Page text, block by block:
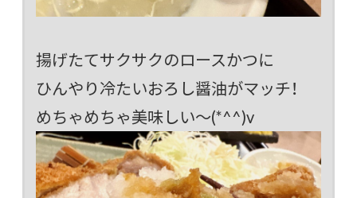
揚げたてサクサクのロースかつに
ひんやり冷たいおろし醤油がマッチ！
めちゃめちゃ美味しい～(*^^)v